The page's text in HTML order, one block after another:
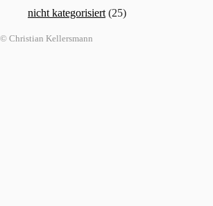
nicht kategorisiert (25)
© Christian Kellersmann